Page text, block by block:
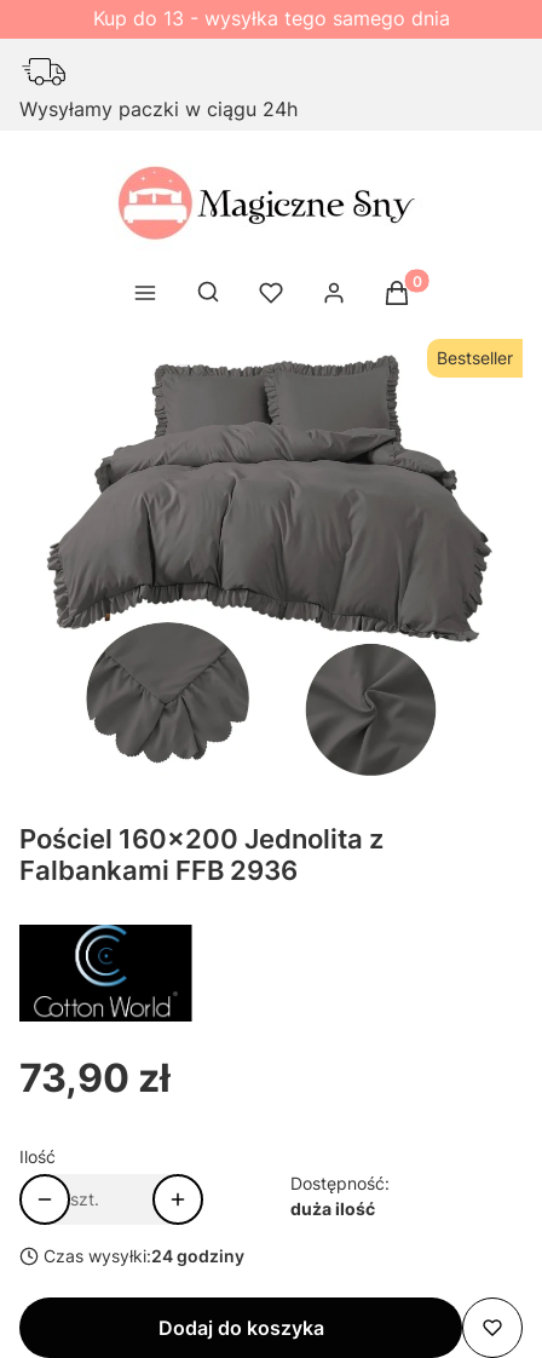
Kup do 13 - wysyłka tego samego dnia
Wysyłamy paczki w ciągu 24h
Otwórz wyszukiwarkę Produkty w
Bestseller
Pościel 160x200 Jednolita z
Falbankami FFB 2936
Cena
73,90 zł
Ilość
szt.
Dostępność:
duża ilość
Czas wysyłki:24 godziny
Dodaj do koszyka